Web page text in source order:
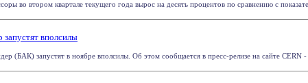
во втором квартале текущего года вырос на десять процентов по сравнению с
вполсилы
(БАК) запустят в ноябре вполсилы. Об этом сообщается в пресс-релизе на сайте CERN -